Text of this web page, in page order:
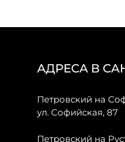
АДРЕСА В
Петровский на
ул. Софийская, 87
Петровский на